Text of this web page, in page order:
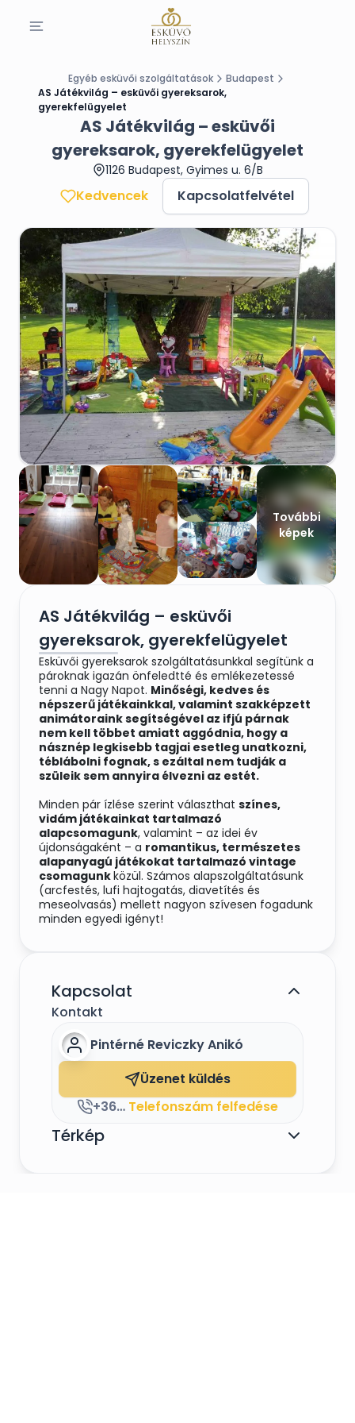
Egyéb esküvői szolgáltatások
Budapest
AS Játékvilág – esküvői gyereksarok,
gyerekfelügyelet
AS Játékvilág – esküvői
gyereksarok, gyerekfelügyelet
1126 Budapest, Gyimes u. 6/B
Kedvencek Kapcsolatfelvétel
További
képek
AS Játékvilág – esküvői
gyereksarok, gyerekfelügyelet
Esküvői gyereksarok szolgáltatásunkkal segítünk a
pároknak igazán önfeledtté és emlékezetessé
tenni a Nagy Napot. Minőségi, kedves és
népszerű játékainkkal, valamint szakképzett
animátoraink segítségével az ifjú párnak
nem kell többet amiatt aggódnia, hogy a
násznép legkisebb tagjai esetleg unatkozni,
téblábolni fognak, s ezáltal nem tudják a
szüleik sem annyira élvezni az estét.
Minden pár ízlése szerint választhat színes,
vidám játékainkat tartalmazó
alapcsomagunk, valamint – az idei év
újdonságaként – a romantikus, természetes
alapanyagú játékokat tartalmazó vintage
csomagunkközül. Számos alapszolgáltatásunk
(arcfestés, lufi hajtogatás, diavetítés és
meseolvasás) mellett nagyon szívesen fogadunk
minden egyedi igényt!
Kapcsolat
Kontakt
Pintérné Reviczky Anikó
Üzenet küldés
+36-30-576-2321 Telefonszám felfedése
Térkép